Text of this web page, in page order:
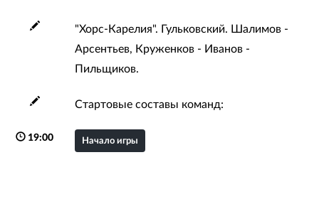
"Хорс-Карелия". Гульковский. Шалимов -
Арсентьев, Круженков - Иванов -
Пильщиков.
Стартовые составы команд:
19:00 Начало игры